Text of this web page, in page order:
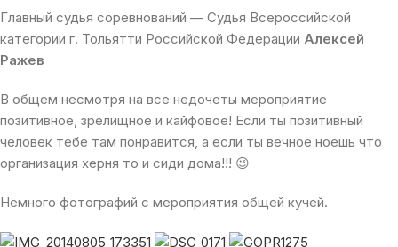
Главный судья соревнований — Судья Всероссийской
категории г. Тольятти Российской Федерации Алексей
Ражев
В общем несмотря на все недочеты мероприятие
позитивное, зрелищное и кайфовое! Если ты позитивный
человек тебе там понравится, а если ты вечное ноешь что
организация херня то и сиди дома!!! 😉
Немного фотографий с мероприятия общей кучей.